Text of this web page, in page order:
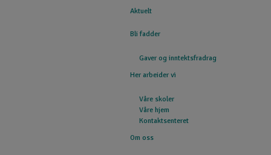
Aktuelt
Bli fadder
Gaver og inntektsfradrag
Her arbeider vi
Våre skoler
Våre hjem
Kontaktsenteret
Om oss